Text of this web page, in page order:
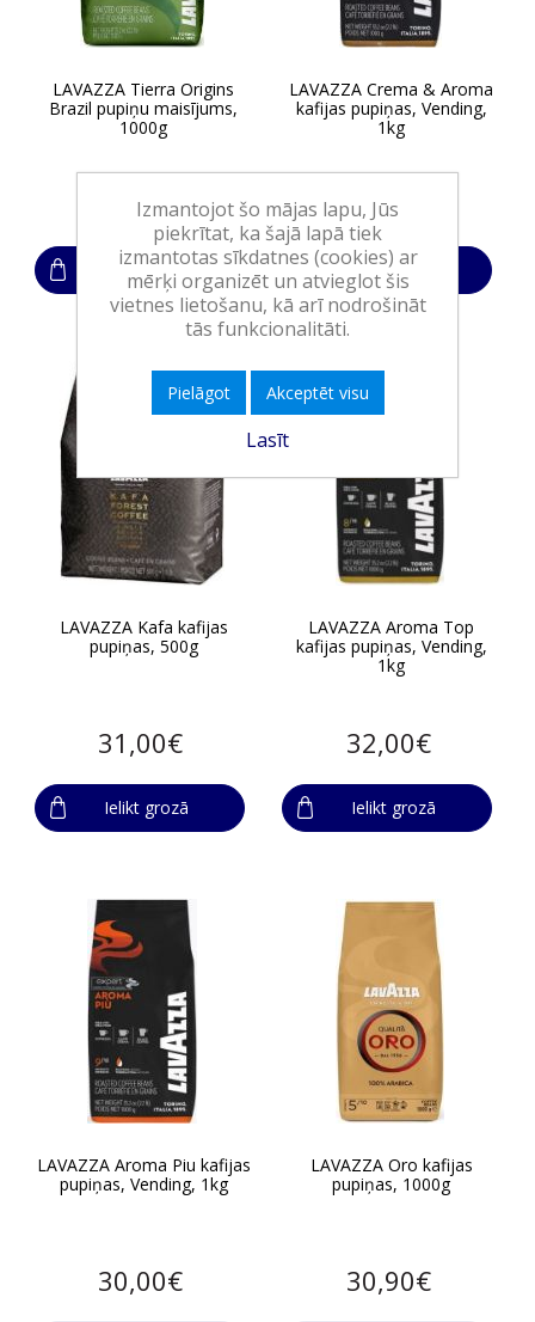
LAVAZZA Tierra Origins
Brazil pupiņu maisījums,
1000g
43,00€
Ielikt grozā
LAVAZZA Crema & Aroma
kafijas pupiņas, Vending,
1kg
28,00€
Ielikt grozā
LAVAZZA Kafa kafijas
pupiņas, 500g
31,00€
Ielikt grozā
LAVAZZA Aroma Top
kafijas pupiņas, Vending,
1kg
32,00€
Ielikt grozā
LAVAZZA Aroma Piu kafijas
pupiņas, Vending, 1kg
30,00€
LAVAZZA Oro kafijas
pupiņas, 1000g
30,90€
Izmantojot šo mājas lapu, Jūs
piekrītat, ka šajā lapā tiek
izmantotas sīkdatnes (cookies) ar
mērķi organizēt un atvieglot šis
vietnes lietošanu, kā arī nodrošināt
tās funkcionalitāti.
Pielāgot Akceptēt visu
Lasīt